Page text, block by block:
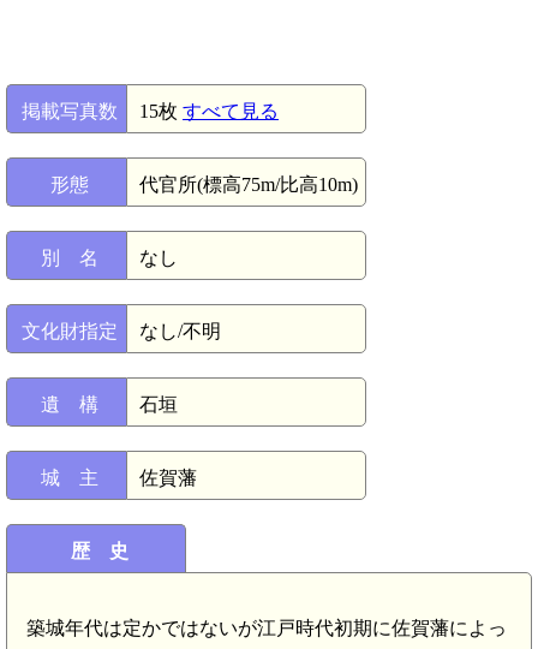
掲載写真数 15枚 すべて見る
形態 代官所(標高75m/比高10m)
別 名 なし
文化財指定 なし/不明
遺 構 石垣
城 主 佐賀藩
歴 史
築城年代は定かではないが江戸時代初期に佐賀藩によっ